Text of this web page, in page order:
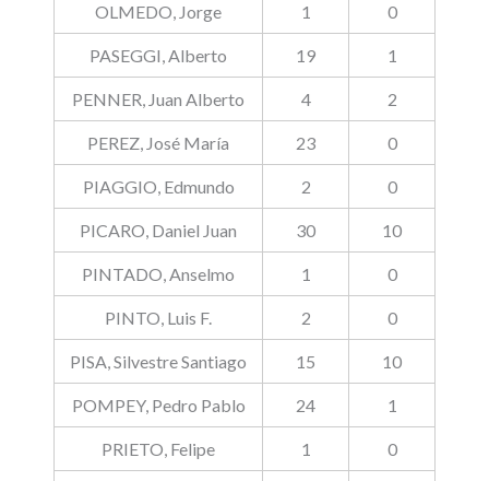
OLMEDO, Jorge 1 0
PASEGGI, Alberto 19 1
PENNER, Juan Alberto 4 2
PEREZ, José María 23 0
PIAGGIO, Edmundo 2 0
PICARO, Daniel Juan 30 10
PINTADO, Anselmo 1 0
PINTO, Luis F. 2 0
PISA, Silvestre Santiago 15 10
POMPEY, Pedro Pablo 24 1
PRIETO, Felipe 1 0